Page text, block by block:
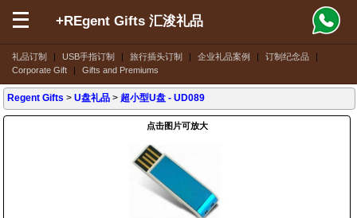
礼品订制 | USB手指订制 | 旅行插头订制 | 企业礼品案例 | 订制纪念品
|
Corporate Gift
| Gifts and Premiums
+REgent Gifts 汇浚礼品
Regent Gifts >U盘礼品 >超小型U盘 - UD089
点击图片可放大